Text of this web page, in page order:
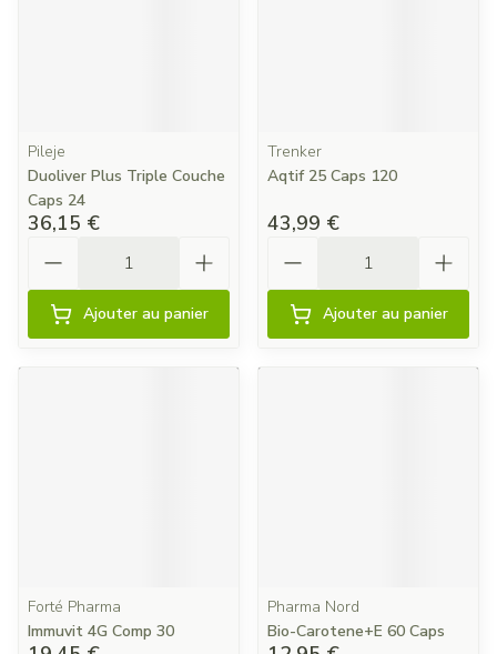
Pileje
Duoliver Plus Triple Couche
Caps 24
36,15 €
Ajouter au panier
Trenker
Aqtif 25 Caps 120
43,99 €
Ajouter au panier
Forté Pharma
Immuvit 4G Comp 30
Pharma Nord
Bio-Carotene+E 60 Caps